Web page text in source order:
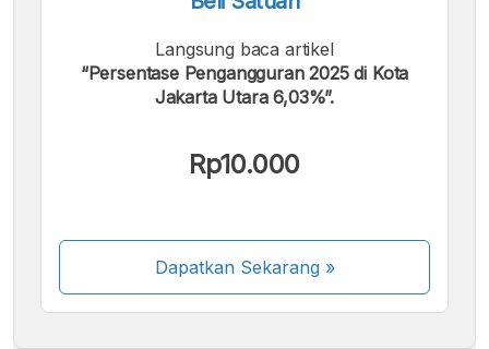
Langsung baca artikel
“Persentase Pengangguran 2025 di Kota
Jakarta Utara 6,03%”.
Rp10.000
Dapatkan Sekarang»
Beberapa metode pembayaran masih dalam